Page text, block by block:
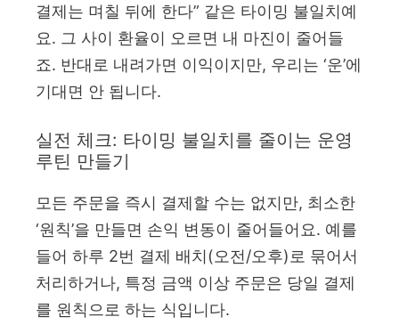
결제는 며칠 뒤에 한다” 같은 타이밍 불일치예
요. 그 사이 환율이 오르면 내 마진이 줄어들
죠. 반대로 내려가면 이익이지만, 우리는 ‘운’에
기대면 안 됩니다.
실전 체크: 타이밍 불일치를 줄이는 운영
루틴 만들기
모든 주문을 즉시 결제할 수는 없지만, 최소한
‘원칙’을 만들면 손익 변동이 줄어들어요. 예를
들어 하루 2번 결제 배치(오전/오후)로 묶어서
처리하거나, 특정 금액 이상 주문은 당일 결제
를 원칙으로 하는 식입니다.